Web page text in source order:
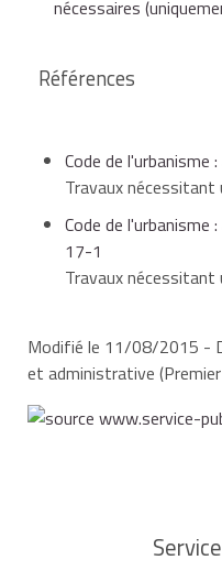
Il faut s'assurer que le
électricité, téléphone...),
nécessaires
Références
Code de
Travaux nécessitant
Code de
17-1
Travaux nécessitant
Modifié le 11/08/2015 -
et administrative